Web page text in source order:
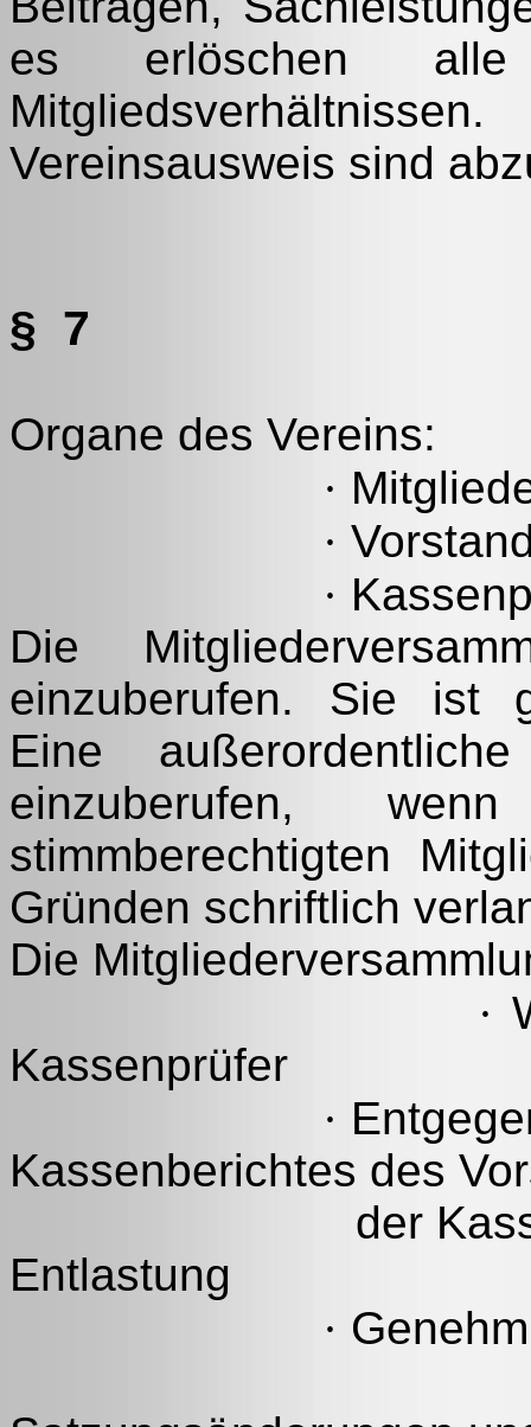
es erlöschen
Vereinsausweis sind
§ 7
Organe des Vereins:
·
·
·
Die
einzuberufen. Sie ist
Eine
einzuberufen,
stimmberechtigten
Gründen schriftlich
Die
·
Kassenprüfer
·
Kassenberichtes des
der
Entlastung
·